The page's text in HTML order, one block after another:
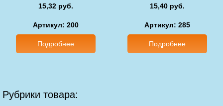
15,32 руб.
Артикул: 200
Подробнее
15,40 руб.
Артикул: 285
Подробнее
Рубрики товара: